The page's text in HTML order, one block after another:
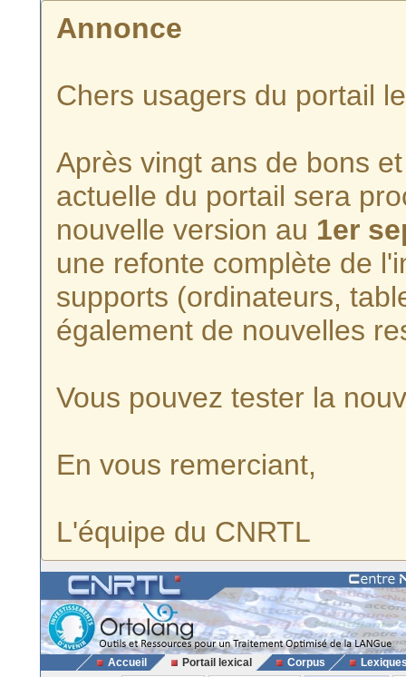
Annonce
Chers usagers du portail
Après vingt ans de bons
actuelle du portail sera
nouvelle version au 1er
une refonte complète de
supports (ordinateurs,
également de nouvelles
Vous pouvez tester la
En vous remerciant,
L'équipe du CNRTL
Accueil Portail lexical Corpus